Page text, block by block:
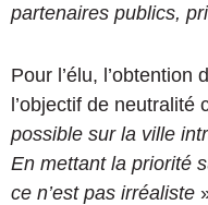
partenaires publics,
Pour l’élu,
l’objectif de neutralité
possible sur la ville
En mettant la priorité
ce n’est pas irréaliste